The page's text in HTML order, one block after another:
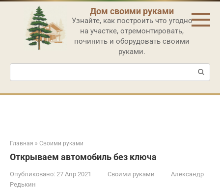
Перейти
контенту
Дом своими руками
Узнайте, как построить что угодно
на участке, отремонтировать,
починить и оборудовать своими
руками.
Поиск:
Главная » Своими руками
Открываем автомобиль без ключа
Опубликовано: 27 Апр 2021 Своими руками
Александр
Редькин